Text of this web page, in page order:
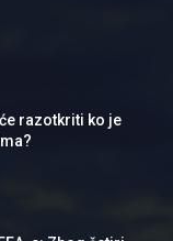
razotkriti ko je